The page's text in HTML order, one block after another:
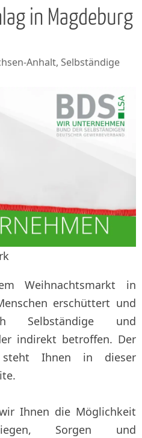
in Magdeburg
Anhalt, Selbständige
Weihnachtsmarkt in
erschüttert und
Selbständige und
indirekt betroffen. Der
steht Ihnen in dieser
Ihnen die Möglichkeit
Sorgen und